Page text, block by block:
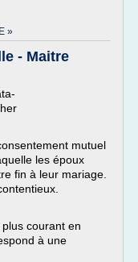
»
- Maitre
mutuel
les époux
fin à leur mariage.
courant en
à une